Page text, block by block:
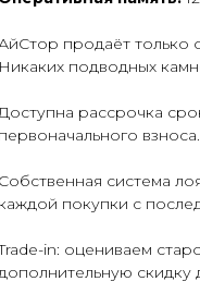
АйСтор продаёт только
Никаких подводных
Доступна рассрочка
первоначального
Собственная система
каждой покупки с
in: оцениваем
дополнительную скидку